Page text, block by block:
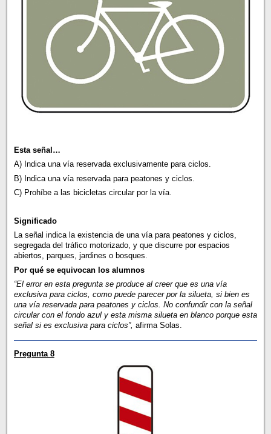
Esta señal…
A) Indica una vía reservada exclusivamente para ciclos.
B) Indica una vía reservada para peatones y ciclos.
C) Prohíbe a las bicicletas circular por la vía.
Significado
La señal indica la existencia de una vía para peatones y ciclos,
segregada del tráfico motorizado, y que discurre por espacios
abiertos, parques, jardines o bosques.
Por qué se equivocan los alumnos
“El error en esta pregunta se produce al creer que es una vía
exclusiva para ciclos, como puede parecer por la silueta, si bien es
una vía reservada para peatones y ciclos. No confundir con la señal
circular con el fondo azul y esta misma silueta en blanco porque esta
señal si es exclusiva para ciclos”, afirma Solas.
Pregunta 8